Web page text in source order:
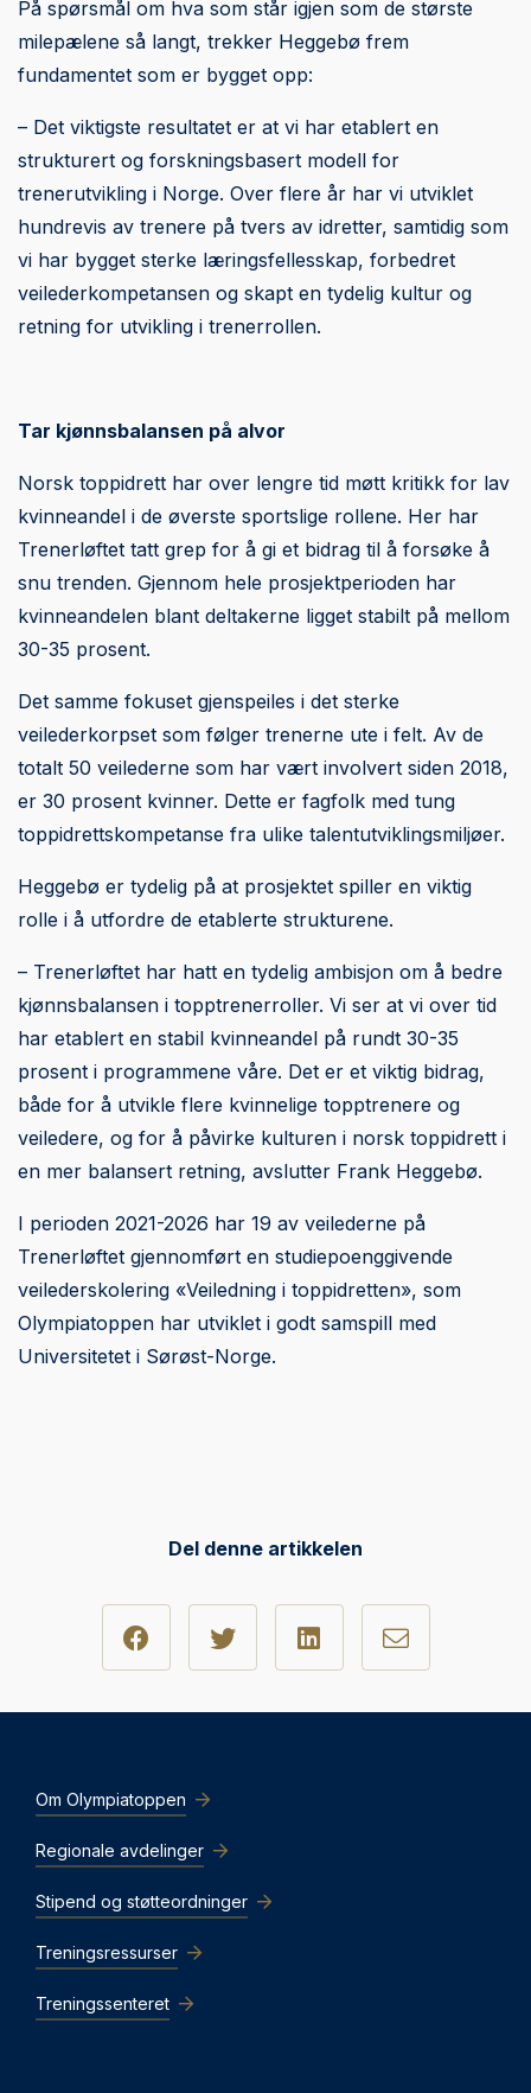
På spørsmål om hva som står igjen som de største
milepælene så langt, trekker Heggebø frem
fundamentet som er bygget opp:
– Det viktigste resultatet er at vi har etablert en
strukturert og forskningsbasert modell for
trenerutvikling i Norge. Over flere år har vi utviklet
hundrevis av trenere på tvers av idretter, samtidig som
vi har bygget sterke læringsfellesskap, forbedret
veilederkompetansen og skapt en tydelig kultur og
retning for utvikling i trenerrollen.
Tar kjønnsbalansen på alvor
Norsk toppidrett har over lengre tid møtt kritikk for lav
kvinneandel i de øverste sportslige rollene. Her har
Trenerløftet tatt grep for å gi et bidrag til å forsøke å
snu trenden. Gjennom hele prosjektperioden har
kvinneandelen blant deltakerne ligget stabilt på mellom
30-35 prosent.
Det samme fokuset gjenspeiles i det sterke
veilederkorpset som følger trenerne ute i felt. Av de
totalt 50 veilederne som har vært involvert siden 2018,
er 30 prosent kvinner. Dette er fagfolk med tung
toppidrettskompetanse fra ulike talentutviklingsmiljøer.
Heggebø er tydelig på at prosjektet spiller en viktig
rolle i å utfordre de etablerte strukturene.
– Trenerløftet har hatt en tydelig ambisjon om å bedre
kjønnsbalansen i topptrenerroller. Vi ser at vi over tid
har etablert en stabil kvinneandel på rundt 30-35
prosent i programmene våre. Det er et viktig bidrag,
både for å utvikle flere kvinnelige topptrenere og
veiledere, og for å påvirke kulturen i norsk toppidrett i
en mer balansert retning, avslutter Frank Heggebø.
I perioden 2021-2026 har 19 av veilederne på
Trenerløftet gjennomført en studiepoenggivende
veilederskolering «Veiledning i toppidretten», som
Olympiatoppen har utviklet i godt samspill med
Universitetet i Sørøst-Norge.
Del denne artikkelen
Om Olympiatoppen
Regionale avdelinger
Stipend og støtteordninger
Treningsressurser
Treningssenteret